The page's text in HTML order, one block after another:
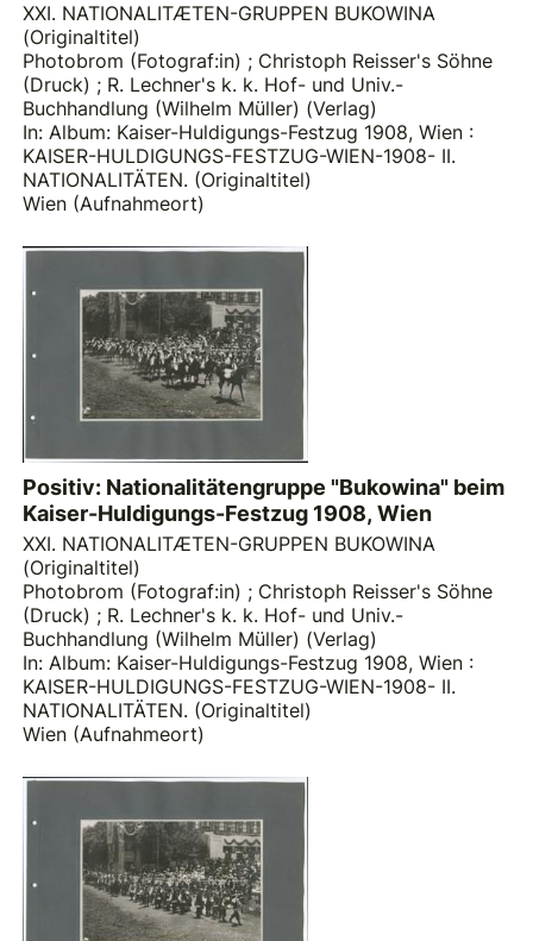
XXI. NATIONALITÆTEN-GRUPPEN BUKOWINA
(Originaltitel)
Photobrom (Fotograf:in) ; Christoph Reisser's Söhne
(Druck) ; R. Lechner's k. k. Hof- und Univ.-
Buchhandlung (Wilhelm Müller) (Verlag)
In: Album: Kaiser-Huldigungs-Festzug 1908, Wien :
KAISER-HULDIGUNGS-FESTZUG-WIEN-1908- II.
NATIONALITÄTEN. (Originaltitel)
Wien (Aufnahmeort)
Positiv: Nationalitätengruppe "Bukowina" beim
Kaiser-Huldigungs-Festzug 1908, Wien
XXI. NATIONALITÆTEN-GRUPPEN BUKOWINA
(Originaltitel)
Photobrom (Fotograf:in) ; Christoph Reisser's Söhne
(Druck) ; R. Lechner's k. k. Hof- und Univ.-
Buchhandlung (Wilhelm Müller) (Verlag)
In: Album: Kaiser-Huldigungs-Festzug 1908, Wien :
KAISER-HULDIGUNGS-FESTZUG-WIEN-1908- II.
NATIONALITÄTEN. (Originaltitel)
Wien (Aufnahmeort)